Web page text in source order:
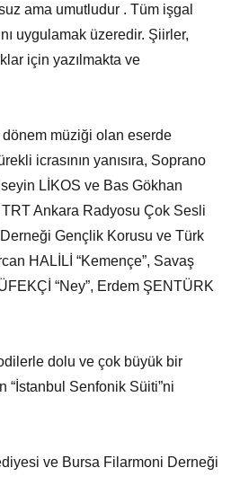
ama umutludur . Tüm işgal
uygulamak üzeredir. Şiirler,
için yazılmakta ve
müziği olan eserde
icrasının yanısıra, Soprano
LİKOS ve Bas Gökhan
Ankara Radyosu Çok Sesli
Gençlik Korusu ve Türk
HALİLİ “Kemençe”, Savaş
“Ney”, Erdem ŞENTÜRK
dolu ve çok büyük bir
“İstanbul Senfonik Süiti”ni
ve Bursa Filarmoni Derneği